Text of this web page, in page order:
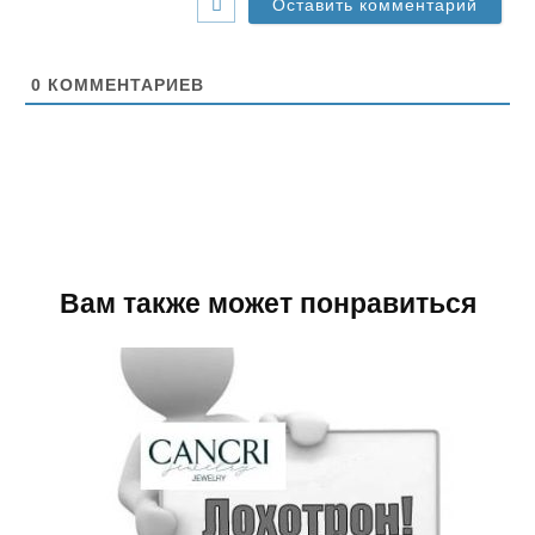
0 КОММЕНТАРИЕВ
Вам также может понравиться